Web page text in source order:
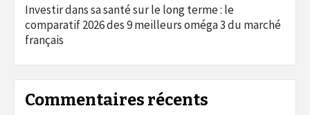
Investir dans sa santé sur le long terme : le
comparatif 2026 des 9 meilleurs oméga 3 du marché
français
Commentaires récents